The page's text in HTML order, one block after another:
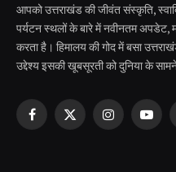
आपको उत्तराखंड की जीवंत संस्कृति,
पर्यटन स्थलों के बारे में नवीनतम अपडेट,
करता है। हिमालय की गोद में बसा
उद्देश्य इसकी खूबसूरती को दुनिया के
Facebook
X
Instagram